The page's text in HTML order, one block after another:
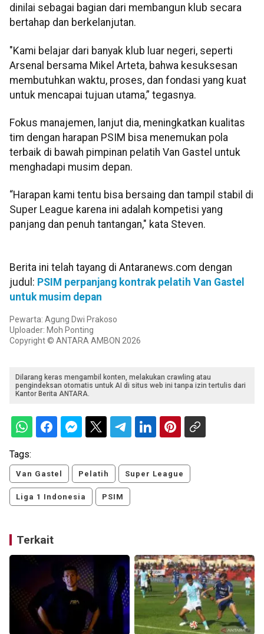
dinilai sebagai bagian dari membangun klub secara
bertahap dan berkelanjutan.
"Kami belajar dari banyak klub luar negeri, seperti
Arsenal bersama Mikel Arteta, bahwa kesuksesan
membutuhkan waktu, proses, dan fondasi yang kuat
untuk mencapai tujuan utama,” tegasnya.
Fokus manajemen, lanjut dia, meningkatkan kualitas
tim dengan harapan PSIM bisa menemukan pola
terbaik di bawah pimpinan pelatih Van Gastel untuk
menghadapi musim depan.
“Harapan kami tentu bisa bersaing dan tampil stabil di
Super League karena ini adalah kompetisi yang
panjang dan penuh tantangan," kata Steven.
Berita ini telah tayang di Antaranews.com dengan
judul: PSIM perpanjang kontrak pelatih Van Gastel
untuk musim depan
Pewarta: Agung Dwi Prakoso
Uploader: Moh Ponting
Copyright © ANTARA AMBON 2026
Dilarang keras mengambil konten, melakukan crawling atau
pengindeksan otomatis untuk AI di situs web ini tanpa izin tertulis dari
Kantor Berita ANTARA.
Tags:
Van Gastel Pelatih Super League
Liga 1 Indonesia PSIM
Terkait